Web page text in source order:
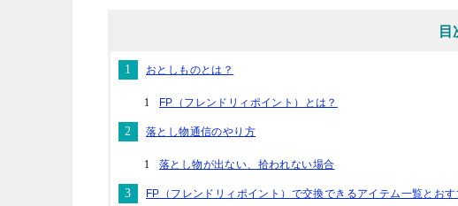
目
おとしものとは？
FP（フレンドリィポイント）とは？
落とし物通信のやり方
落とし物が出ない、拾われない場合
FP（フレンドリィポイント）で交換できるアイテム一覧とお